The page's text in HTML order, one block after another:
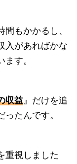
もかかるし、
入があればかな
す。
収益』だけを追
たんです。
重視しました